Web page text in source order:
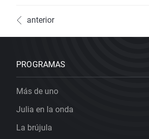
anterior
PROGRAMAS
Más de uno
Julia en la onda
La brújula